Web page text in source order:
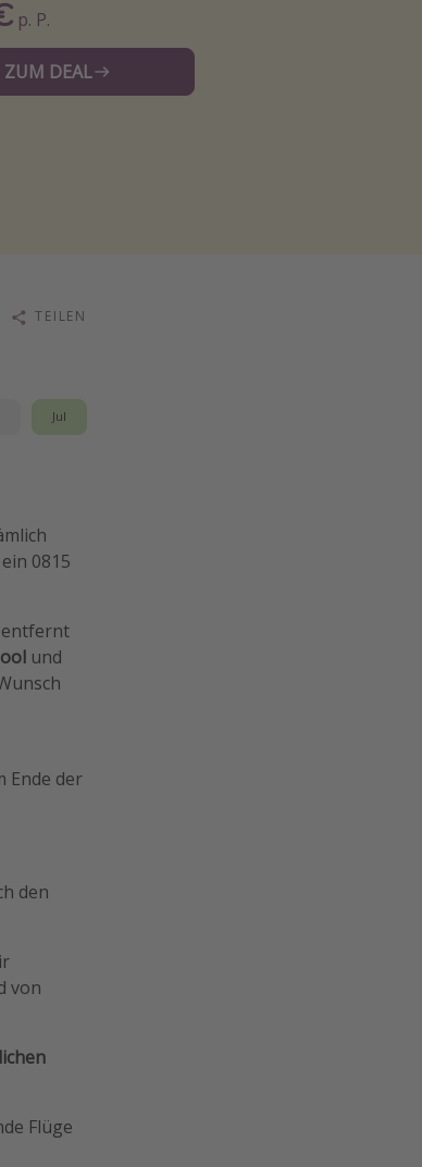
p. P.
ZUM DEAL
TEILEN
Jul
0815
entfernt
und
Ende der
den
von
Flüge